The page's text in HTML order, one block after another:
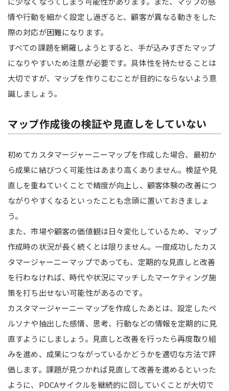
情や行動を細かく設定し過ぎると、顧客が異なる動きをした
際の対応が困難になります。
すべての課題を網羅しようとすると、手が込みすぎたマップ
になりやすいため注意が必要です。具体性を持たせることは
大切ですが、マップを作りこむことが目的にならないよう意
識しましょう。
マップ作成後の検証や見直しをしていない
初めてカスタマージャーニーマップを作成した場合、最初か
ら成果に結びつく可能性はあまり高くありません。検証や見
直しを重ねていくことで精度が向上し、顧客体験の改善につ
ながりやすくなるといったことも念頭に置いておきましょ
う。
また、市場や顧客の価値観は日々変化しているため、マップ
作成時の状況が長く続くとは限りません。一度成功したカス
タマージャーニーマップであっても、定期的な見直しと改善
を行わなければ、時代や状況にマッチしたマーケティング施
策を打ち出せない可能性があるのです。
カスタマージャーニーマップを作成したあとは、設定したペ
ルソナや抽出した感情、思考、行動などの情報を定期的に見
直すようにしましょう。見直しと改善を行ったら再度取り組
みを進め、成果につながっているかどうかを適切な方法で評
価します。課題が見つかれば見直して改善を進めるといった
ように、PDCAサイクルを継続的に回していくことが大切で